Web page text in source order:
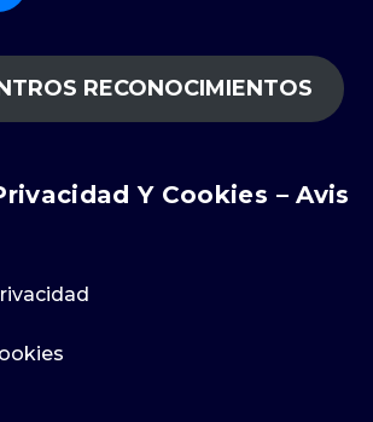
RECONOCIMIENTOS
Y Cookies – Avis